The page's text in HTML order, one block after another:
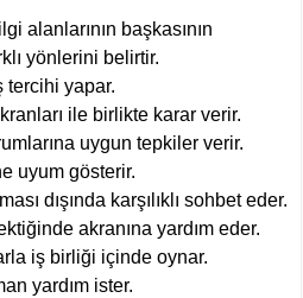
alanlarının başkasının
yönlerini belirtir.
tercihi yapar.
ile birlikte karar verir.
uygun tepkiler verir.
uyum gösterir.
dışında karşılıklı sohbet eder.
akranına yardım eder.
iş birliği içinde oynar.
yardım ister.